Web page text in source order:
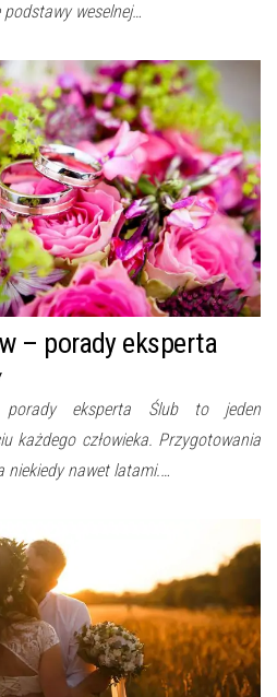
podstawy weselnej…
– porady eksperta
eksperta Ślub to jeden
każdego człowieka. Przygotowania
niekiedy nawet latami.…